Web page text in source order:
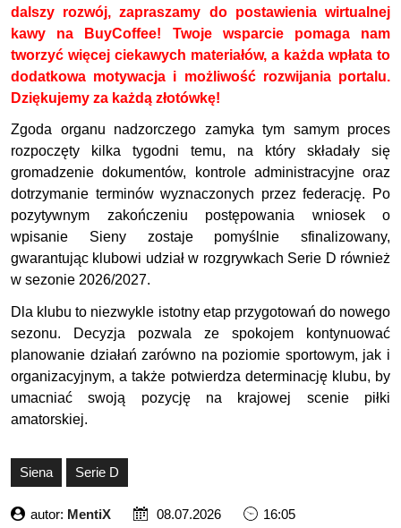
dalszy rozwój, zapraszamy do postawienia wirtualnej
kawy na BuyCoffee! Twoje wsparcie pomaga nam
tworzyć więcej ciekawych materiałów, a każda wpłata to
dodatkowa motywacja i możliwość rozwijania portalu.
Dziękujemy za każdą złotówkę!
Zgoda organu nadzorczego zamyka tym samym proces
rozpoczęty kilka tygodni temu, na który składały się
gromadzenie dokumentów, kontrole administracyjne oraz
dotrzymanie terminów wyznaczonych przez federację. Po
pozytywnym zakończeniu postępowania wniosek o
wpisanie Sieny zostaje pomyślnie sfinalizowany,
gwarantując klubowi udział w rozgrywkach Serie D również
w sezonie 2026/2027.
Dla klubu to niezwykle istotny etap przygotowań do nowego
sezonu. Decyzja pozwala ze spokojem kontynuować
planowanie działań zarówno na poziomie sportowym, jak i
organizacyjnym, a także potwierdza determinację klubu, by
umacniać swoją pozycję na krajowej scenie piłki
amatorskiej.
Siena Serie D
autor: MentiX 08.07.2026 16:05